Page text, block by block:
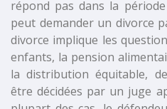
répond pas dans la
peut demander un divorce
divorce implique les
enfants, la pension
la distribution équitable,
être décidées par un juge